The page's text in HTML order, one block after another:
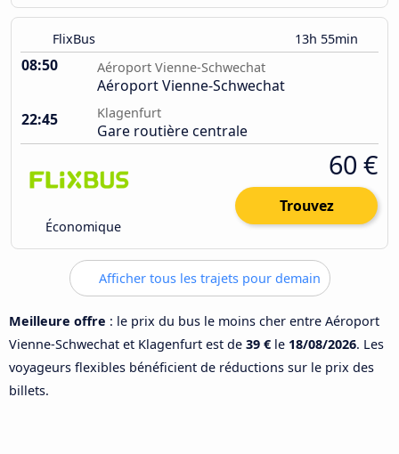
FlixBus 13h 55min
08:50 Aéroport Vienne-Schwechat
Aéroport Vienne-Schwechat
22:45
Klagenfurt
Gare routière centrale
Économique
60 €
Trouvez
Afficher tous les trajets pour demain
Meilleure offre : le prix du bus le moins cher entre Aéroport
Vienne-Schwechat et Klagenfurt est de 39 € le 18/08/2026. Les
voyageurs flexibles bénéficient de réductions sur le prix des
billets.